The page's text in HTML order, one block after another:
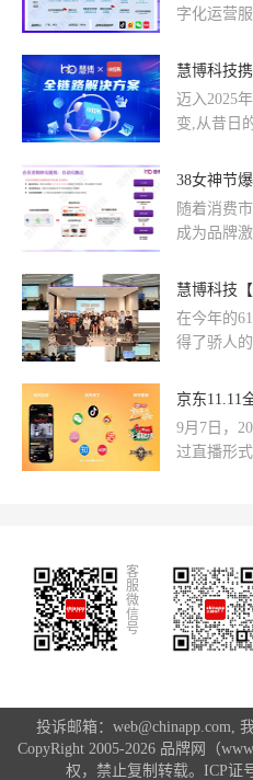
字化运营
牌实际业
方案。从
家破解会
考中抢占
618都有哪
迈入2025
变,从昔日
交”成为了
数与高质
家争相角
随着消费
成为品牌
费者数字
35万+品牌
牌客户提
在今年的
得了骄人
期大促期
提供高效
的保障,助
9月7日，
过直播形
客
服
微
信
号
投诉邮箱：web@chinapp.com,
CopyRight 2005-2026 品牌网（
权，禁止复制转载。ICP证